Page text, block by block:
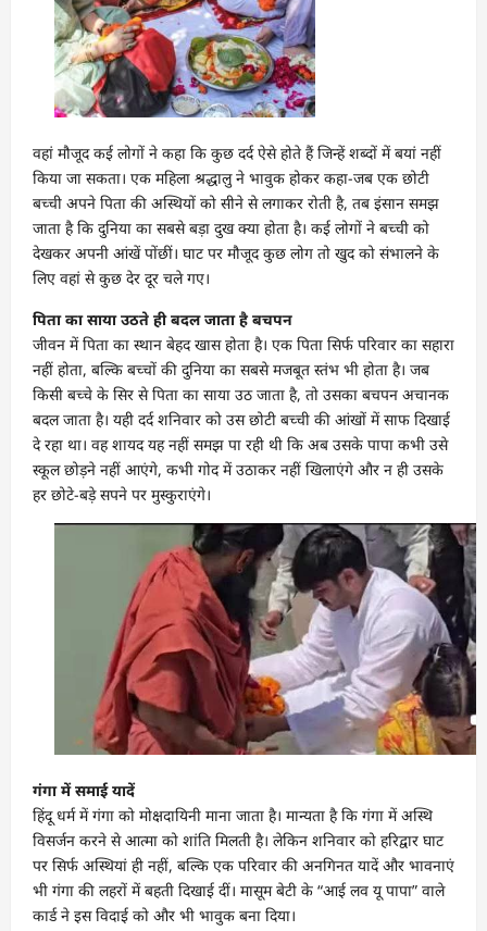
वहां मौजूद कई लोगों ने कहा कि कुछ दर्द ऐसे होते हैं जिन्हें शब्दों में बयां नहीं
किया जा सकता। एक महिला श्रद्धालु ने भावुक होकर कहा-जब एक छोटी
बच्ची अपने पिता की अस्थियों को सीने से लगाकर रोती है, तब इंसान समझ
जाता है कि दुनिया का सबसे बड़ा दुख क्या होता है। कई लोगों ने बच्ची को
देखकर अपनी आंखें पोंछीं। घाट पर मौजूद कुछ लोग तो खुद को संभालने के
लिए वहां से कुछ देर दूर चले गए।
पिता का साया उठते ही बदल जाता है बचपन
जीवन में पिता का स्थान बेहद खास होता है। एक पिता सिर्फ परिवार का सहारा
नहीं होता, बल्कि बच्चों की दुनिया का सबसे मजबूत स्तंभ भी होता है। जब
किसी बच्चे के सिर से पिता का साया उठ जाता है, तो उसका बचपन अचानक
बदल जाता है। यही दर्द शनिवार को उस छोटी बच्ची की आंखों में साफ दिखाई
दे रहा था। वह शायद यह नहीं समझ पा रही थी कि अब उसके पापा कभी उसे
स्कूल छोड़ने नहीं आएंगे, कभी गोद में उठाकर नहीं खिलाएंगे और न ही उसके
हर छोटे-बड़े सपने पर मुस्कुराएंगे।
गंगा में समाई यादें
हिंदू धर्म में गंगा को मोक्षदायिनी माना जाता है। मान्यता है कि गंगा में अस्थि
विसर्जन करने से आत्मा को शांति मिलती है। लेकिन शनिवार को हरिद्वार घाट
पर सिर्फ अस्थियां ही नहीं, बल्कि एक परिवार की अनगिनत यादें और भावनाएं
भी गंगा की लहरों में बहती दिखाई दीं। मासूम बेटी के “आई लव यू पापा” वाले
कार्ड ने इस विदाई को और भी भावुक बना दिया।